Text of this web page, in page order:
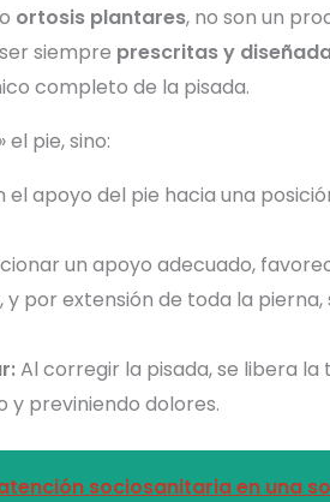
ortosis plantares, no son un
siempre prescritas y
completo de la pisada.
pie, sino:
el apoyo del pie hacia una
un apoyo adecuado,
por extensión de toda la
Al corregir la pisada, se libera la
y previniendo dolores.
sociosanitaria en una